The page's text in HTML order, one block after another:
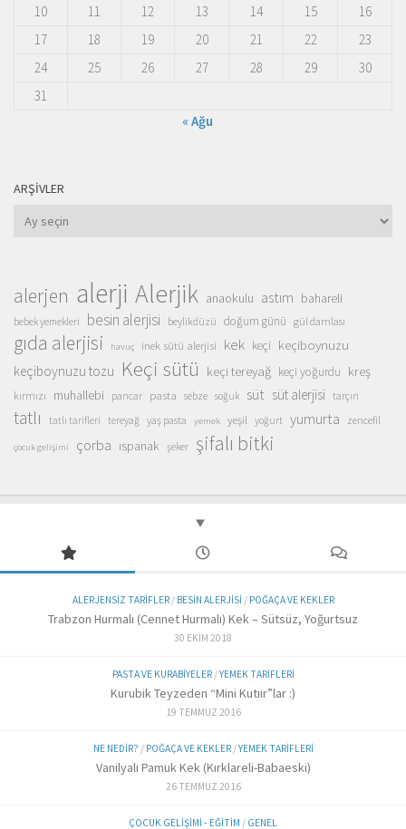
10
11 12 13 14 15
16
17
18 19 20 21 22
23
24
25 26 27 28 29
30
31
« Ağu
ARŞIVLER
Arşivler
alerjen alerji Alerjik anaokulu astım bahareli
bebek yemekleri besin alerjisi beylikdüzü doğum günü gül damlası
gıda alerjisi havuç inek sütü alerjisi kek keçi keçiboynuzu
keçiboynuzu tozu Keçi sütü keçi tereyağ keçi yoğurdu kreş
kırmızı muhallebi pancar pasta sebze soğuk süt süt alerjisi tarçın
tatlı tatlı tarifleri tereyağ yaş pasta yemek yeşil yoğurt yumurta zencefil
çocuk gelişimi çorba ıspanak şeker şifalı bitki
ALERJENSIZ TARIFLER/ BESIN ALERJISI / POĞAÇA VE KEKLER
Trabzon Hurmalı (Cennet Hurmalı) Kek – Sütsüz, Yoğurtsuz
30 EKIM 2018
PASTA VE KURABIYELER/YEMEK TARIFLERI
Kurubik Teyzeden “Mini Kutıır”lar :)
19 TEMMUZ 2016
NE NEDIR? / POĞAÇA VE KEKLER/YEMEK TARIFLERI
Vanilyalı Pamuk Kek (Kırklareli-Babaeski)
26 TEMMUZ 2016
ÇOCUK GELIŞIMI - EĞITIM / GENEL